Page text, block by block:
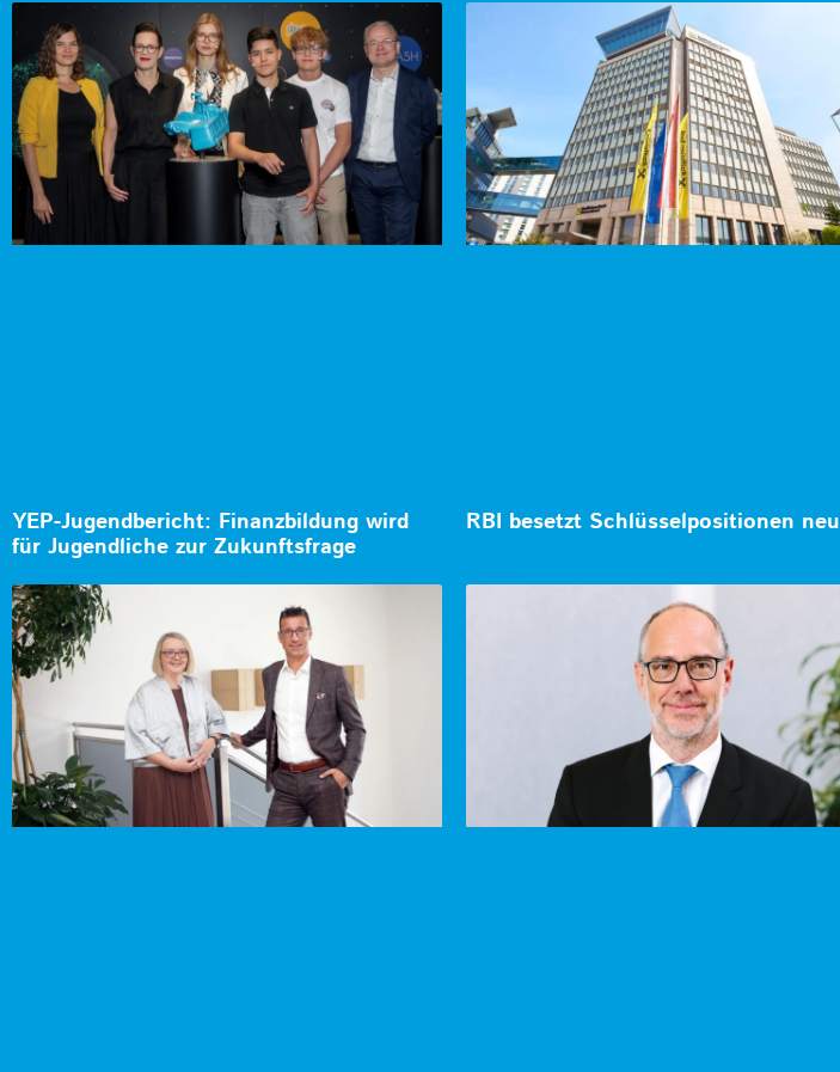
YEP-Jugendbericht: Finanzbildung wird
für Jugendliche zur Zukunftsfrage
RBI besetzt Schlüsselpositionen neu